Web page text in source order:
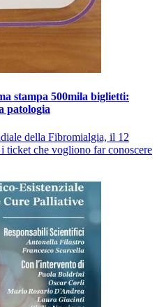
stampa 500mila biglietti:
patologia
della Fibromialgia, il 12
ticket che vogliono far conoscere